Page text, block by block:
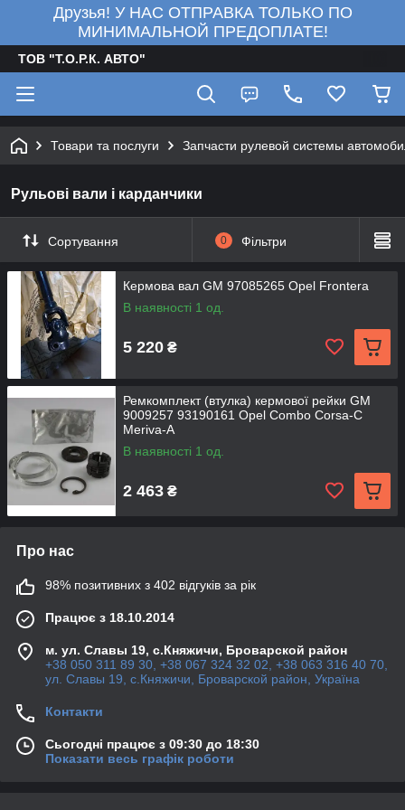
Друзья! У НАС ОТПРАВКА ТОЛЬКО ПО
МИНИМАЛЬНОЙ ПРЕДОПЛАТЕ!
ТОВ "Т.О.Р.К. АВТО"
Товари та послуги Запчасти рулевой системы
Рульові вали і карданчики
Сортування 0 Фільтри
Кермова вал GM 97085265 Opel Frontera
В наявності 1 од.
5 220 ₴
Ремкомплект (втулка) кермової рейки GM
9009257 93190161 Opel Combo Corsa-C
Meriva-A
В наявності 1 од.
2 463 ₴
Про нас
98% позитивних з 402 відгуків за рік
Працює з 18.10.2014
м. ул. Славы 19, с.Княжичи, Броварской район
+38 050 311 89 30, +38 067 324 32 02, +38 063 316 40 70,
ул. Славы 19, с.Княжичи, Броварской район, Україна
Контакти
Сьогодні працює з 09:30 до 18:30
Показати весь графік роботи